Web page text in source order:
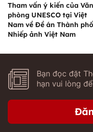
Tham vấn ý kiến của Văn
phòng UNESCO tại Việt
Nam về Đề án Thành phố
Nhiếp ảnh Việt Nam
Bạn đọc đặt
hạn vui lòng